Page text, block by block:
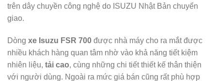
trên dây chuyền công nghệ do ISUZU Nhật Bản chuyển
giao.
Dòng xe Isuzu FSR 700 được nhà máy cho ra mắt được
nhiều khách hàng quan tâm nhờ vào khả năng tiết kiệm
nhiên liệu, tải cao, cùng những chi tiết thiết kế thân thiện
với người dùng. Ngoài ra mức giá bán cũng rất phù hợp